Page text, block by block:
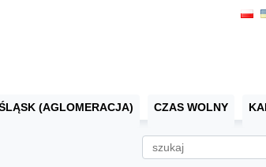
(AGLOMERACJA) CZAS WOLNY